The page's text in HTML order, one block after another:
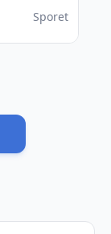
Sporet